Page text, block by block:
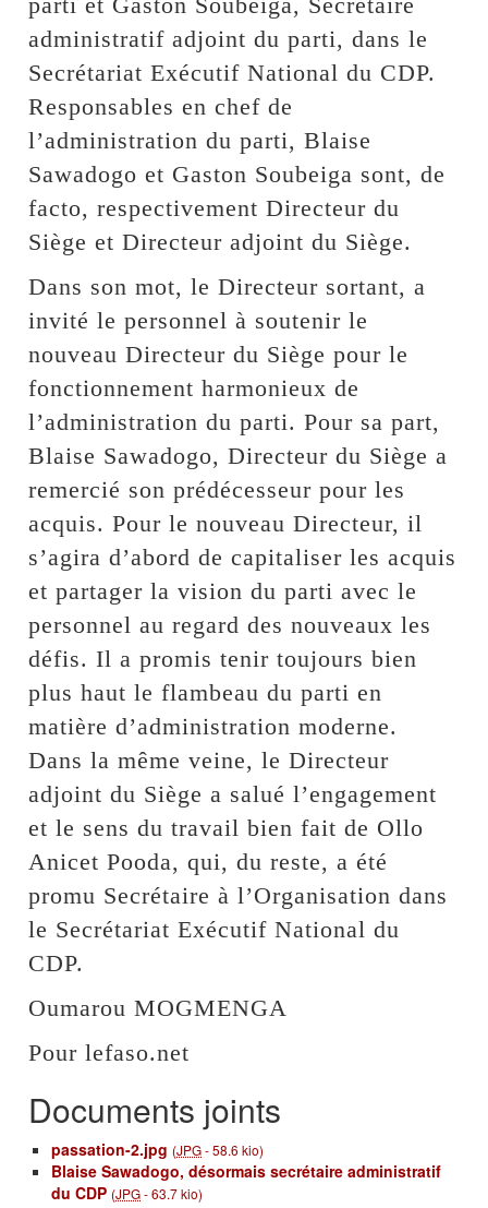
administratif adjoint du parti, dans le
Secrétariat Exécutif National du CDP.
Responsables en chef de
l’administration du parti, Blaise
Sawadogo et Gaston Soubeiga sont, de
facto, respectivement Directeur du
Siège et Directeur adjoint du Siège.
Dans son mot, le Directeur sortant, a
invité le personnel à soutenir le
nouveau Directeur du Siège pour le
fonctionnement harmonieux de
l’administration du parti. Pour sa part,
Blaise Sawadogo, Directeur du Siège a
remercié son prédécesseur pour les
acquis. Pour le nouveau Directeur, il
s’agira d’abord de capitaliser les acquis
et partager la vision du parti avec le
personnel au regard des nouveaux les
défis. Il a promis tenir toujours bien
plus haut le flambeau du parti en
matière d’administration moderne.
Dans la même veine, le Directeur
adjoint du Siège a salué l’engagement
et le sens du travail bien fait de Ollo
Anicet Pooda, qui, du reste, a été
promu Secrétaire à l’Organisation dans
le Secrétariat Exécutif National du
CDP.
Oumarou MOGMENGA
Pour lefaso.net
Documents joints
passation-2.jpg (JPG-58.6 kio)
Blaise Sawadogo, désormais secrétaire administratif
du CDP (JPG-63.7 kio)